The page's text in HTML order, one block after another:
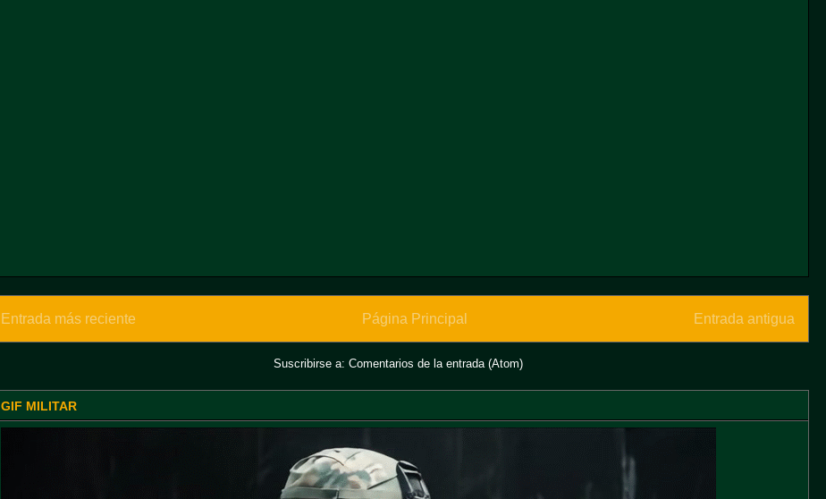
Entrada más reciente Entrada antigua
Página Principal
Suscribirse a: Comentarios de la entrada (Atom)
GIF MILITAR